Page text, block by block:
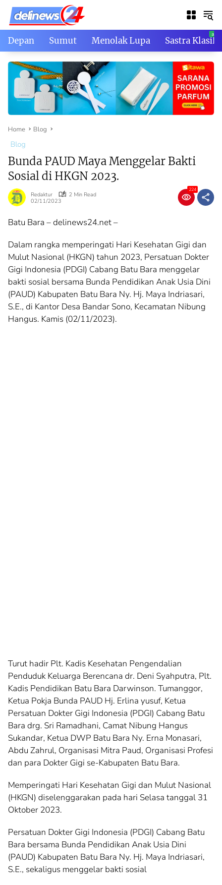
Skip
content
Depan Sumut Menolak Lupa Sastra Klasik
Home Blog
Blog
Bunda PAUD Maya Menggelar Bakti
Sosial di HKGN 2023.
Redaktur
2 Min Read
02/11/2023
224
Batu Bara – delinews24.net –
Dalam rangka memperingati Hari Kesehatan Gigi dan
Mulut Nasional (HKGN) tahun 2023, Persatuan Dokter
Gigi Indonesia (PDGI) Cabang Batu Bara menggelar
bakti sosial bersama Bunda Pendidikan Anak Usia Dini
(PAUD) Kabupaten Batu Bara Ny. Hj. Maya Indriasari,
S.E., di Kantor Desa Bandar Sono, Kecamatan Nibung
Hangus. Kamis (02/11/2023).
Turut hadir Plt. Kadis Kesehatan Pengendalian
Penduduk Keluarga Berencana dr. Deni Syahputra, Plt.
Kadis Pendidikan Batu Bara Darwinson. Tumanggor,
Ketua Pokja Bunda PAUD Hj. Erlina yusuf, Ketua
Persatuan Dokter Gigi Indonesia (PDGI) Cabang Batu
Bara drg. Sri Ramadhani, Camat Nibung Hangus
Sukandar, Ketua DWP Batu Bara Ny. Erna Monasari,
Abdu Zahrul, Organisasi Mitra Paud, Organisasi Profesi
dan para Dokter Gigi se-Kabupaten Batu Bara.
Memperingati Hari Kesehatan Gigi dan Mulut Nasional
(HKGN) diselenggarakan pada hari Selasa tanggal 31
Oktober 2023.
Persatuan Dokter Gigi Indonesia (PDGI) Cabang Batu
Bara bersama Bunda Pendidikan Anak Usia Dini
(PAUD) Kabupaten Batu Bara Ny. Hj. Maya Indriasari,
S.E., sekaligus menggelar bakti sosial